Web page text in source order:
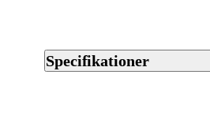
Specifikationer